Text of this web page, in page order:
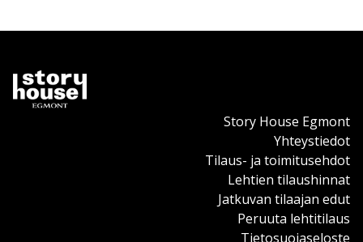
Story House Egmont
Yhteystiedot
Tilaus- ja toimitusehdot
Lehtien tilaushinnat
Jatkuvan tilaajan edut
Peruuta lehtitilaus
Tietosuojaseloste